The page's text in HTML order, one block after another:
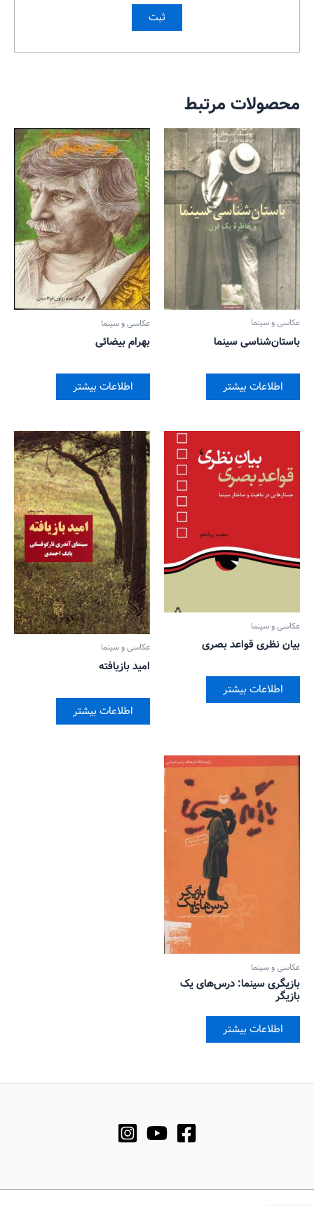
محصولات مرتبط
عکاسی و سینما
باستان‌شناسی سینما
اطلاعات بیشتر
عکاسی و سینما
بهرام بیضائی
اطلاعات بیشتر
عکاسی و سینما
بیان نظری قواعد بصری
اطلاعات بیشتر
عکاسی و سینما
امید بازیافته
اطلاعات بیشتر
عکاسی و سینما
بازیگری سینما: درس‌های یک
بازیگر
اطلاعات بیشتر